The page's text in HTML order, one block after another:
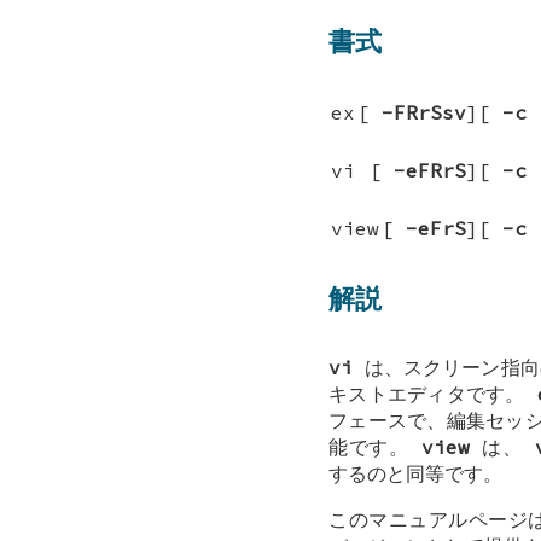
書式
ex [ -FRrSsv][ -c
vi [ -eFRrS][ -c
view [ -eFrS][ -c
解説
vi は、スクリーン指
キストエディタです。
フェースで、編集セッ
能です。 viewは、
するのと同等です。
このマニュアルペー